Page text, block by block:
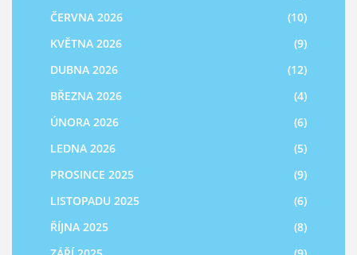
ČERVNA 2026
(10)
KVĚTNA 2026
(9)
DUBNA 2026
(12)
BŘEZNA 2026
(4)
ÚNORA 2026
(6)
LEDNA 2026
(5)
PROSINCE 2025
(9)
LISTOPADU 2025
(6)
ŘÍJNA 2025
(8)